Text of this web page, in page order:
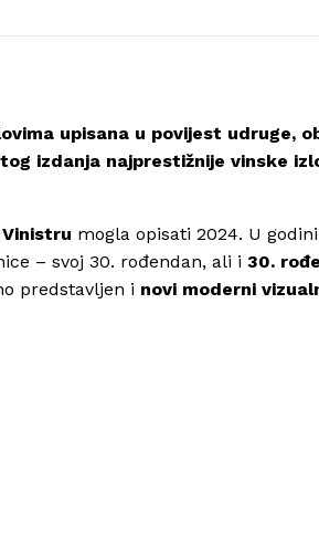
upisana u povijest udruge,
izdanja najprestižnije vinske
Vinistru mogla opisati 2024. U
– svoj 30. rođendan, ali i 30.
predstavljen i novi moderni